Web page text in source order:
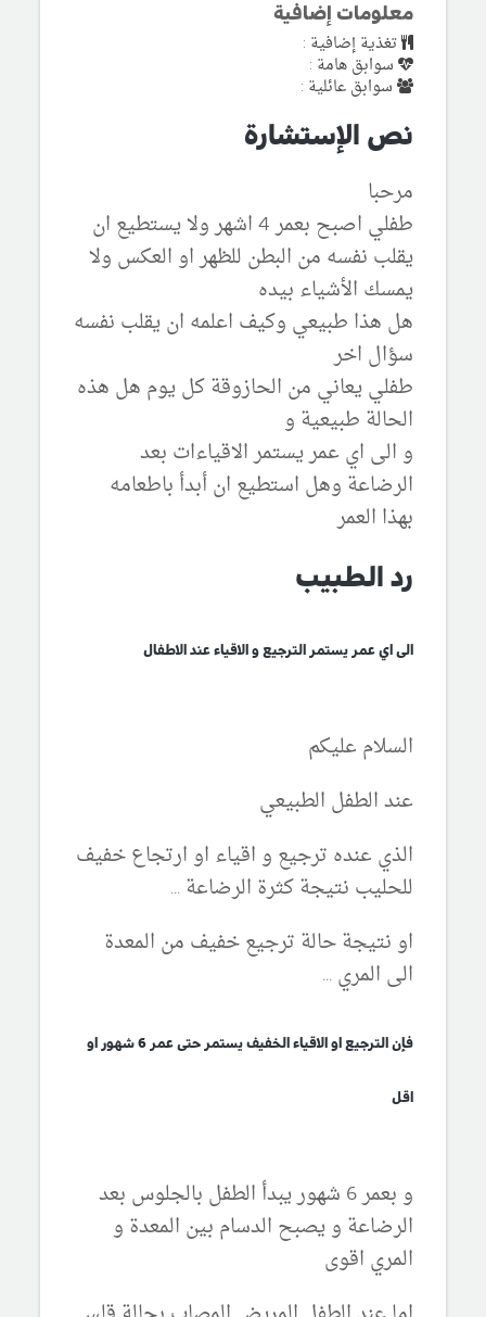
معلومات إضافية
تغذية إضافية :
سوابق هامة :
سوابق عائلية :
نص الإستشارة
مرحبا
طفلي اصبح بعمر 4 اشهر ولا يستطيع ان
يقلب نفسه من البطن للظهر او العكس ولا
يمسك الأشياء بيده
هل هذا طبيعي وكيف اعلمه ان يقلب نفسه
سؤال اخر
طفلي يعاني من الحازوقة كل يوم هل هذه
الحالة طبيعية و
و الى اي عمر يستمر الاقياءات بعد
الرضاعة وهل استطيع ان أبدأ باطعامه
بهذا العمر
رد الطبيب
الى اي عمر يستمر الترجيع و الاقياء عند الاطفال
السلام عليكم
عند الطفل الطبيعي
الذي عنده ترجيع و اقياء او ارتجاع خفيف
للحليب نتيجة كثرة الرضاعة ...
او نتيجة حالة ترجيع خفيف من المعدة
الى المري ...
فإن الترجيع او الاقياء الخفيف يستمر حتى عمر 6 شهور او
اقل
و بعمر 6 شهور يبدأ الطفل بالجلوس بعد
الرضاعة و يصبح الدسام بين المعدة و
المري اقوى